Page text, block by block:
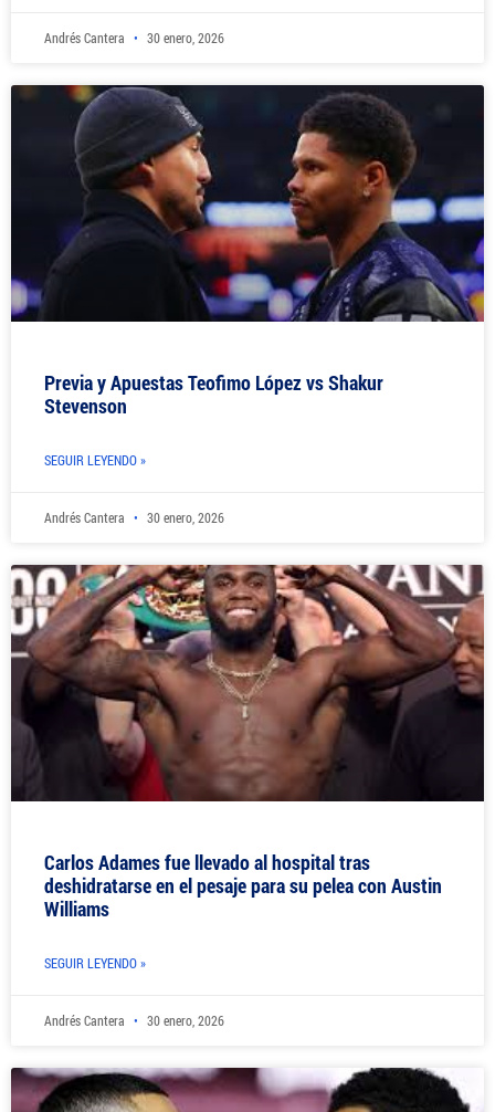
Andrés Cantera 30 enero, 2026
Previa y Apuestas Teofimo López vs Shakur
Stevenson
SEGUIR LEYENDO »
Andrés Cantera 30 enero, 2026
Carlos Adames fue llevado al hospital tras
deshidratarse en el pesaje para su pelea con Austin
Williams
SEGUIR LEYENDO »
Andrés Cantera 30 enero, 2026